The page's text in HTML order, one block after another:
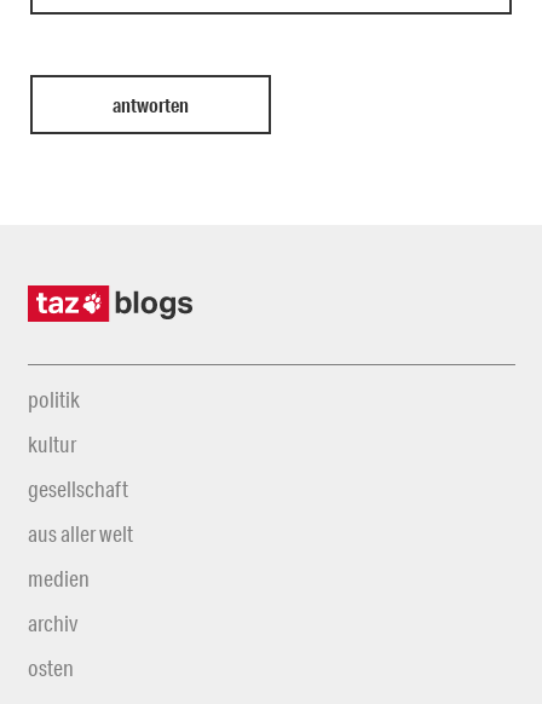
politik
kultur
gesellschaft
aus aller welt
medien
archiv
osten